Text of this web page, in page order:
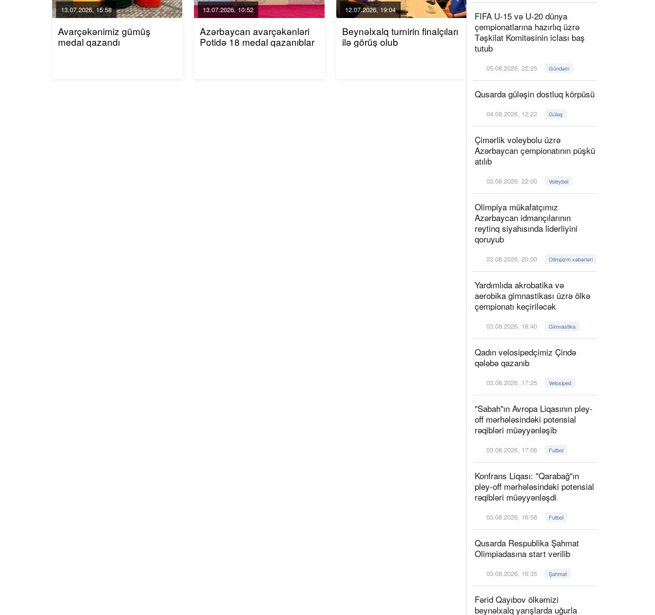
13.07.2026, 15:58
Avarçəkənimiz gümüş
medal qazandı
13.07.2026, 10:52
Azərbaycan avarçəkənləri
Potidə 18 medal qazanıblar
12.07.2026, 19:04
Beynəlxalq turnirin finalçıları
ilə görüş olub
FIFA U-15 və U-20 dünya
çempionatlarına hazırlıq üzrə
Təşkilat Komitəsinin iclası baş
tutub
05.08.2026, 22:25 Gündəm
Qusarda güləşin dostluq körpüsü
04.08.2026, 12:22 Güləş
Çimərlik voleybolu üzrə
Azərbaycan çempionatının püşkü
atılıb
03.08.2026, 22:00 Voleybol
Olimpiya mükafatçımız
Azərbaycan idmançılarının
reytinq siyahısında liderliyini
qoruyub
03.08.2026, 20:00 Olimpizm xəbərləri
Yardımlıda akrobatika və
aerobika gimnastikası üzrə ölkə
çempionatı keçiriləcək
03.08.2026, 18:40 Gimnastika
Qadın velosipedçimiz Çində
qələbə qazanıb
03.08.2026, 17:25 Velosiped
"Sabah"ın Avropa Liqasının pley-
off mərhələsindəki potensial
rəqibləri müəyyənləşib
03.08.2026, 17:06 Futbol
Konfrans Liqası: "Qarabağ"ın
pley-off mərhələsindəki potensial
rəqibləri müəyyənləşdi
03.08.2026, 16:58 Futbol
Qusarda Respublika Şahmat
Olimpiadasına start verilib
03.08.2026, 16:35 Şahmat
Fərid Qayıbov ölkəmizi
beynəlxalq yarışlarda uğurla